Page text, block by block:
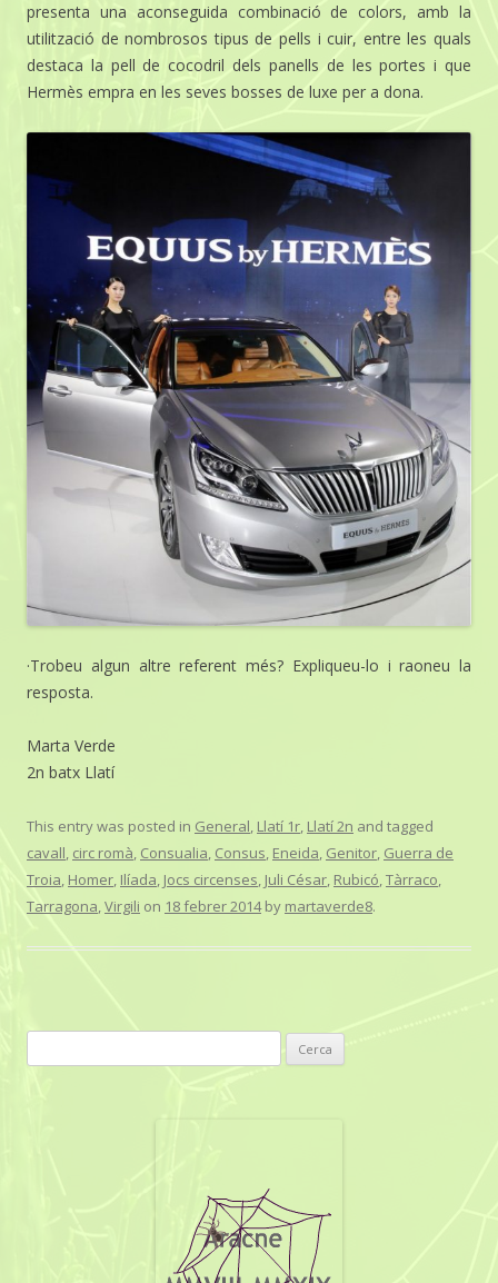
presenta una aconseguida combinació de colors, amb la
utilització de nombrosos tipus de pells i cuir, entre les quals
destaca la pell de cocodril dels panells de les portes i que
Hermès empra en les seves bosses de luxe per a dona.
·Trobeu algun altre referent més? Expliqueu-lo i raoneu la
resposta.
Marta Verde
2n batx Llatí
This entry was posted in General, Llatí 1r, Llatí 2n and tagged
cavall, circ romà, Consualia, Consus, Eneida, Genitor, Guerra de
Troia, Homer, Ilíada, Jocs circenses, Juli César, Rubicó,Tàrraco,
Tarragona,Virgili on 18 febrer 2014by martaverde8.
e